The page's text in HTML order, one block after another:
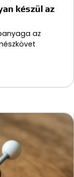
készül az
az